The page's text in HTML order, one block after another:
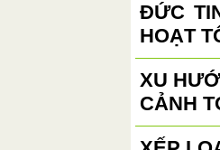
ĐỨC
HOẠT
XU
CẢNH